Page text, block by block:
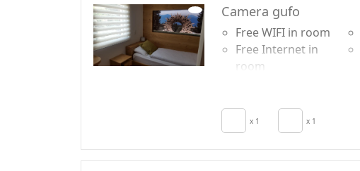
Camera gufo
Free WIFI in room
Free Internet in
room
heating
secador de pelo
Towels
x 1 x 1